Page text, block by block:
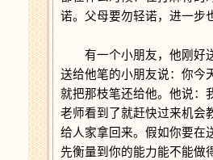
诺。父母要勿轻诺，进一步
有一个小朋友，他刚好送
送给他笔的小朋友说：你今
就把那枝笔还给他。他说：
老师看到了就赶快过来机会
给人家拿回来。假如你要在
先衡量到你的能力能不能做